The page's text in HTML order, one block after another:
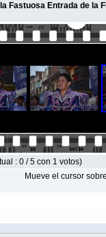
Fastuosa Entrada de la
: 0 / 5 con 1 votos)
Mueve el cursor